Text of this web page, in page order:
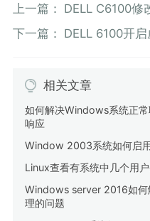
上一篇： DELL C6100修
下一篇： DELL 6100开
相关文章
如何解决Windows系统正
响应
Window 2003系统如何启
Linux查看有系统中几个用
Windows server 2016如何
理的问题